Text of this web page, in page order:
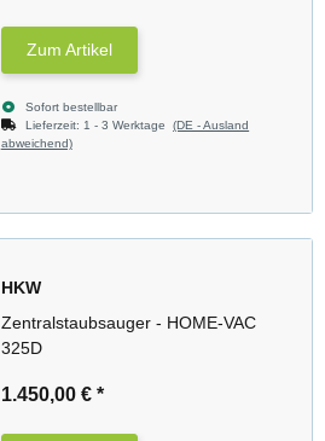
Zum Artikel
Sofort bestellbar
Lieferzeit: 1 - 3 Werktage(DE - Ausland
abweichend)
HKW
Zentralstaubsauger - HOME-VAC
325D
1.450,00 € *